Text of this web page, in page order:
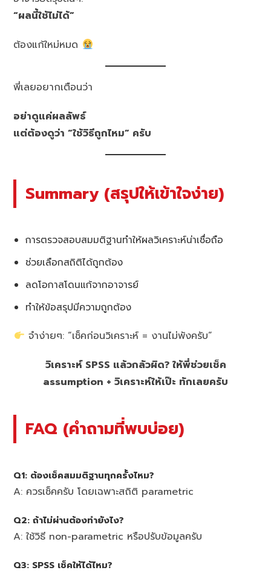
“ผลนี้ใช้ไม่ได้”
ต้องแก้ใหม่หมด
พี่เลยอยากเตือนว่า
อย่าดูแค่ผลลัพธ์
แต่ต้องดูว่า “ใช้วิธีถูกไหม” ครับ
Summary (สรุปให้เข้าใจง่าย)
การตรวจสอบสมมติฐานทำให้ผลวิเคราะห์น่าเชื่อถือ
ช่วยเลือกสถิติได้ถูกต้อง
ลดโอกาสโดนแก้จากอาจารย์
ทำให้ข้อสรุปมีความถูกต้อง
จำง่ายๆ: “เช็คก่อนวิเคราะห์ = งานไม่พังครับ”
วิเคราะห์ SPSS แล้วกลัวผิด? ให้พี่ช่วยเช็ค
assumption + วิเคราะห์ให้เป๊ะ ทักเลยครับ
FAQ (คำถามที่พบบ่อย)
Q1: ต้องเช็คสมมติฐานทุกครั้งไหม?
A: ควรเช็คครับ โดยเฉพาะสถิติ parametric
Q2: ถ้าไม่ผ่านต้องทำยังไง?
A: ใช้วิธี non-parametric หรือปรับข้อมูลครับ
Q3: SPSS เช็คให้ได้ไหม?